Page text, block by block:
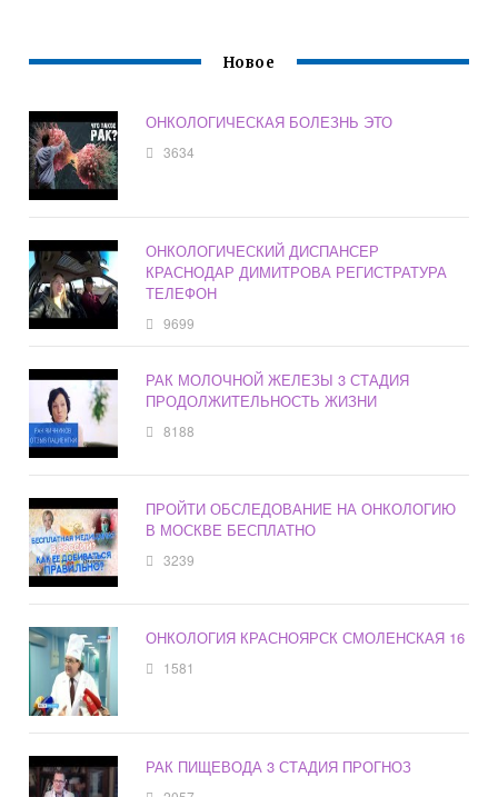
Новое
ОНКОЛОГИЧЕСКАЯ БОЛЕЗНЬ ЭТО
3634
ОНКОЛОГИЧЕСКИЙ ДИСПАНСЕР
КРАСНОДАР ДИМИТРОВА РЕГИСТРАТУРА
ТЕЛЕФОН
9699
РАК МОЛОЧНОЙ ЖЕЛЕЗЫ 3 СТАДИЯ
ПРОДОЛЖИТЕЛЬНОСТЬ ЖИЗНИ
8188
ПРОЙТИ ОБСЛЕДОВАНИЕ НА ОНКОЛОГИЮ
В МОСКВЕ БЕСПЛАТНО
3239
ОНКОЛОГИЯ КРАСНОЯРСК СМОЛЕНСКАЯ 16
1581
РАК ПИЩЕВОДА 3 СТАДИЯ ПРОГНОЗ